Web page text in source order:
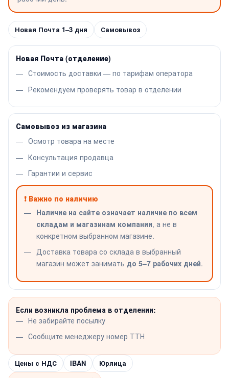
Новая Почта 1–3 дня Самовывоз
Новая Почта (отделение)
Стоимость доставки — по тарифам оператора
Рекомендуем проверять товар в отделении
Самовывоз из магазина
Осмотр товара на месте
Консультация продавца
Гарантии и сервис
❗ Важно по наличию
Наличие на сайте означает наличие по всем
складам и магазинам компании, а не в
конкретном выбранном магазине.
Доставка товара со склада в выбранный
магазин может занимать до 5–7 рабочих дней.
Если возникла проблема в отделении:
Не забирайте посылку
Сообщите менеджеру номер ТТН
Цены с НДС IBAN
Юрлица